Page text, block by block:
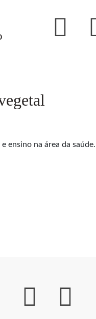
ensino na área da saúde.